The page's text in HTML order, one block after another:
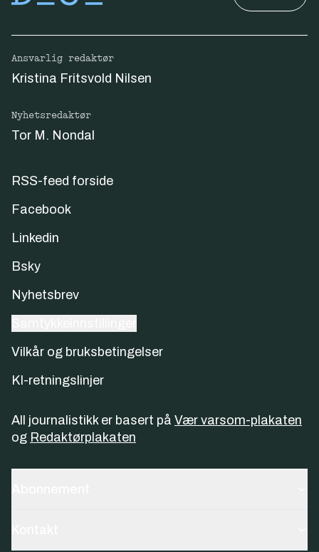
Ansvarlig redaktør
Kristina Fritsvold Nilsen
Nyhetsredaktør
Tor M. Nondal
RSS-feed forside
Facebook
Linkedin
Bsky
Nyhetsbrev
Vilkår og bruksbetingelser
KI-retningslinjer
All journalistikk er basert på Vær varsom-plakaten
og Redaktørplakaten